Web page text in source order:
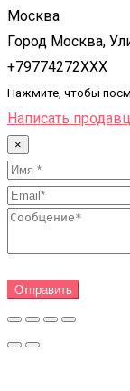
Москва
Город Москва,
+79774272XXX
Нажмите, чтобы
Написать
×
Отправить